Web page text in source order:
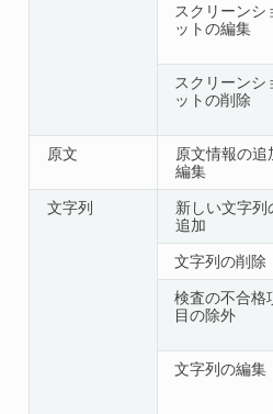
スクリーンシ
ットの編集
スクリーンシ
ットの削除
原文
原文情報の追
編集
文字列
新しい文字列
追加
文字列の削除
検査の不合格
目の除外
文字列の編集